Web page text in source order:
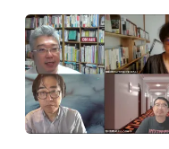
9月7日（土）14時15分か
ら〉